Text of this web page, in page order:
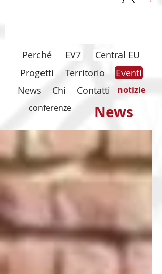
Perché EV7
Central EU
Progetti
Territorio
Eventi
News
Chi Contatti
notizie
conferenze
News